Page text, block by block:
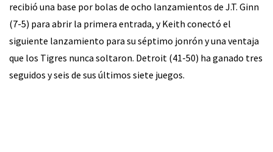
recibió una base por bolas de ocho lanzamientos de J.T. Ginn
(7-5) para abrir la primera entrada, y Keith conectó el
siguiente lanzamiento para su séptimo jonrón y una ventaja
que los Tigres nunca soltaron. Detroit (41-50) ha ganado tres
seguidos y seis de sus últimos siete juegos.